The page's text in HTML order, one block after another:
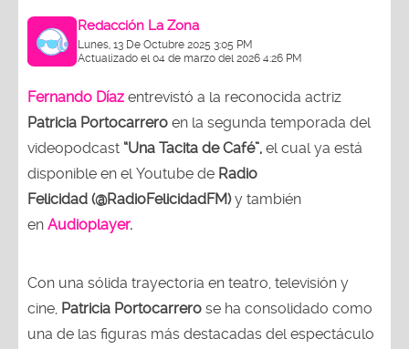
Redacción La Zona
Lunes, 13 De Octubre 2025 3:05 PM
Actualizado el 04 de marzo del 2026 4:26 PM
Fernando Díaz entrevistó a la reconocida actriz
Patricia Portocarrero en la segunda temporada del
videopodcast “Una Tacita de Café”, el cual ya está
disponible en el Youtube de Radio
Felicidad (@RadioFelicidadFM)y también
en Audioplayer.
Con una sólida trayectoria en teatro, televisión y
cine, Patricia Portocarrero se ha consolidado como
una de las figuras más destacadas del espectáculo